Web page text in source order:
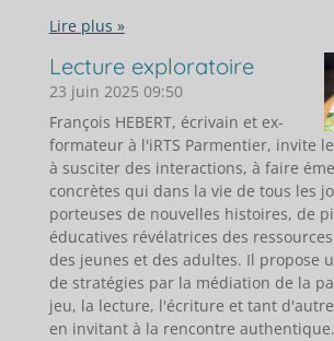
Lire plus »
Lecture exploratoire
23 juin 2025 09:50
François HEBERT, écrivain et ex-
formateur à l'iRTS Parmentier, invite
à susciter des interactions, à faire
concrètes qui dans la vie de tous les
porteuses de nouvelles histoires, de
éducatives révélatrices des
des jeunes et des adultes. Il propose
de stratégies par la médiation de la
jeu, la lecture, l'écriture et tant
en invitant à la rencontre authentique.